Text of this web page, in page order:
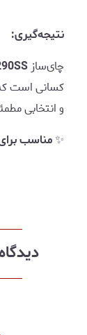
نتیجه‌گیری:
چای‌ساز
کسانی است
و انتخابی
✨مناسب برای